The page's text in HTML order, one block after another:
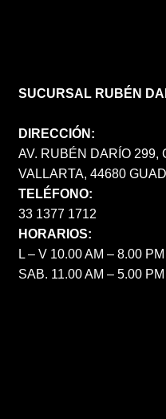
SUCURSAL RUBÉN
DIRECCIÓN:
AV. RUBÉN DARÍO 299,
VALLARTA, 44680
TELÉFONO:
33 1377 1712
HORARIOS:
L – V 10.00 AM – 8.00 PM
SAB. 11.00 AM – 5.00 PM